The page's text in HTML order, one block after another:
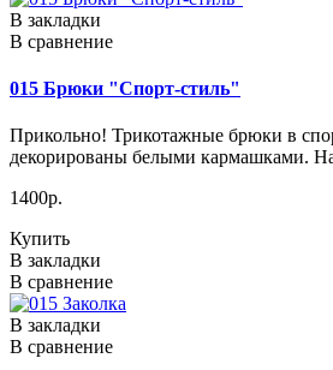
В закладки
В сравнение
015 Брюки "Спорт-стиль"
Прикольно! Трикотажные брюки в
декорированы белыми кармашками.
1400р.
Купить
В закладки
В сравнение
В закладки
В сравнение